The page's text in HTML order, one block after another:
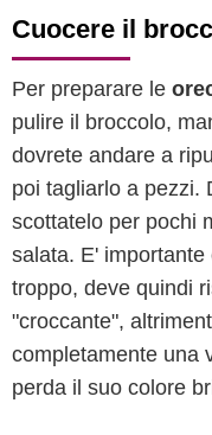
Cuocere il
Per preparare le
pulire il broccolo,
dovrete andare a
poi tagliarlo a pezzi.
scottatelo per pochi
salata. E'
troppo, deve quindi
"croccante",
completamente una
perda il suo colore